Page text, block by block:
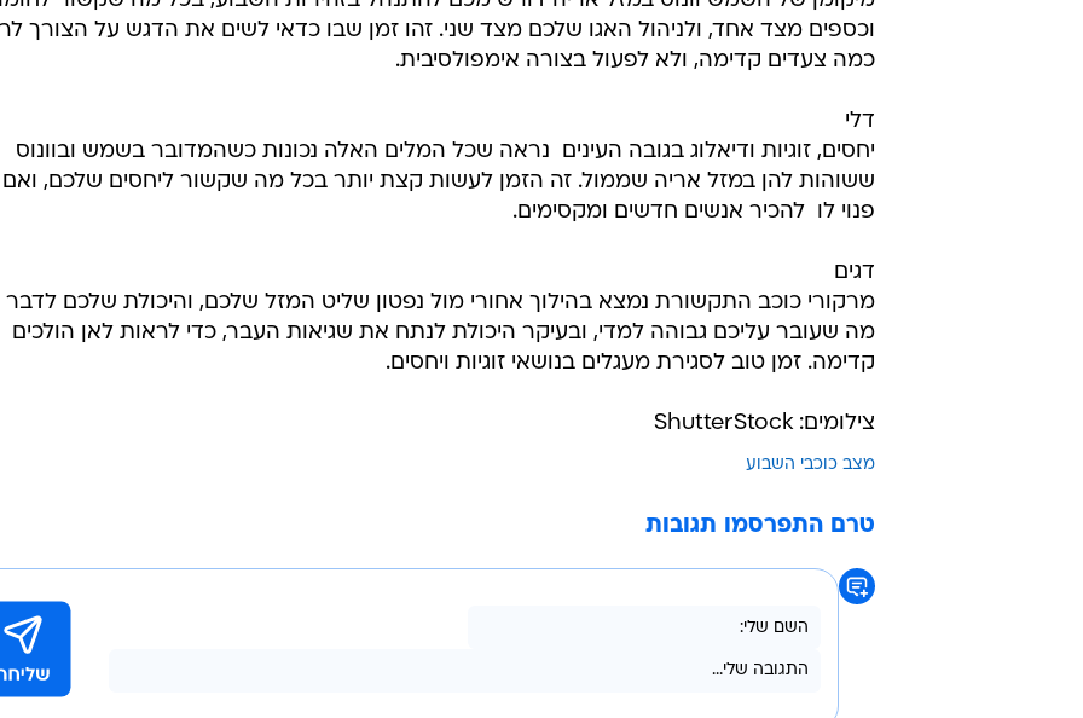
באתגרים גדולים במיוחד: שווה בהחלט לנסות, בכל מקרה.
גם השמש וגם ונוס שוהות במזל אריה, ונראה שאתם יצירתיים במיוחד. זהו זמן להתמקד בכל מה
שקשור להרחבת אופקים, לראיית דברים כמה צעדים קדימה, ואולי גם להחלטות הקשורות
או ללימודים שיעזרו לכם להרחיב אופקים.
מיקומן של השמש וונוס במזל אריה דורש מכם להתנהל בזהירות השבוע, בכל מה שקשור
וכספים מצד אחד, ולניהול האגו שלכם מצד שני. זהו זמן שבו כדאי לשים את הדגש על הצורך
כמה צעדים קדימה, ולא לפעול בצורה אימפולסיבית.
דלי
יחסים, זוגיות ודיאלוג בגובה העינים  נראה שכל המלים האלה נכונות כשהמדובר בשמש ובוונוס
פנוי לו  להכיר אנשים חדשים ומקסימים.
דגים
מה שעובר עליכם גבוהה למדי, ובעיקר היכולת לנתח את שגיאות העבר, כדי לראות לאן הולכים
קדימה. זמן טוב לסגירת מעגלים בנושאי זוגיות ויחסים.
צילומים: ShutterStock